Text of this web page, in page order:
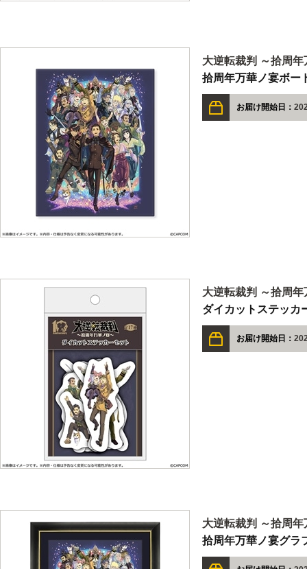
大逆転裁判 ～拾周
拾周年万華ノ宴ボー
お届け開始日：
大逆転裁判 ～拾周
ダイカットステッカ
お届け開始日：
大逆転裁判 ～拾周
拾周年万華ノ宴グラ